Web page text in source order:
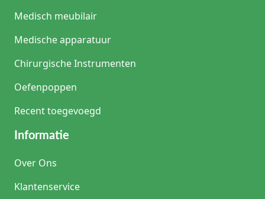
Medisch meubilair
Medische apparatuur
Chirurgische Instrumenten
Oefenpoppen
Recent toegevoegd
Informatie
Over Ons
Klantenservice